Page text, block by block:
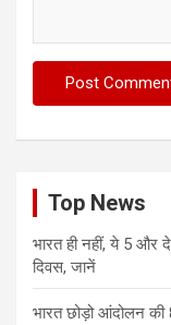
Top News
भारत ही नहीं, ये 5 और
दिवस, जानें
भारत छोड़ो आंदोलन की